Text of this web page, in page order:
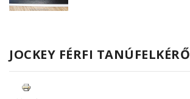
JOCKEY FÉRFI TANÚFELKÉRŐ